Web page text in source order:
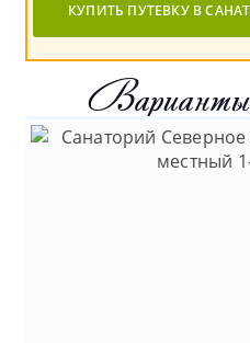
КУПИТЬ ПУТЕВКУ В
Варианты